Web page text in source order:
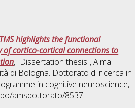
TMS highlights the functional
cortico-cortical connections to
, [Dissertation thesis], Alma
di Bologna. Dottorato di ricerca in
in cognitive neuroscience,
amsdottorato/8537.